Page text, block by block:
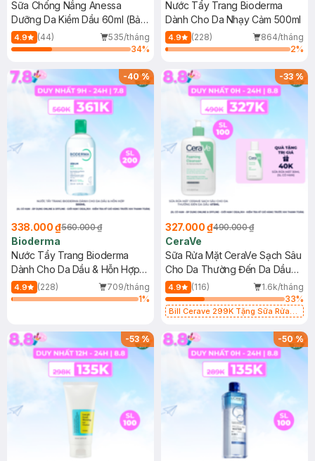
Sữa Chống Nắng Anessa
Dưỡng Da Kiềm Dầu 60ml (Bản
Mới)
4.9 (44)
535/tháng
34%
Nước Tẩy Trang Bioderma
Dành Cho Da Nhạy Cảm 500ml
4.9 (228)
864/tháng
2%
-40%
338.000 ₫560.000 ₫
Bioderma
Nước Tẩy Trang Bioderma
Dành Cho Da Dầu & Hỗn Hợp
500ml
4.9 (228)
709/tháng
1%
-33%
327.000 ₫490.000 ₫
CeraVe
Sữa Rửa Mặt CeraVe Sạch Sâu
Cho Da Thường Đến Da Dầu
473ml
4.9 (116)
1.6k/tháng
33%
Bill Cerave 299K Tặng Sữa Rửa
-53% -50%